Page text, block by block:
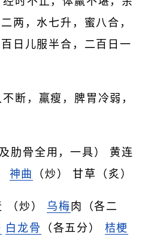
两，水七升，蜜八合，
日儿服半合，二百日一
断，羸瘦，脾胃冷弱，
肋骨全用，一具） 黄连
神曲 （炒） 甘草（炙）
（炒） 乌梅 肉（各二
白龙骨 （各五分） 桔梗